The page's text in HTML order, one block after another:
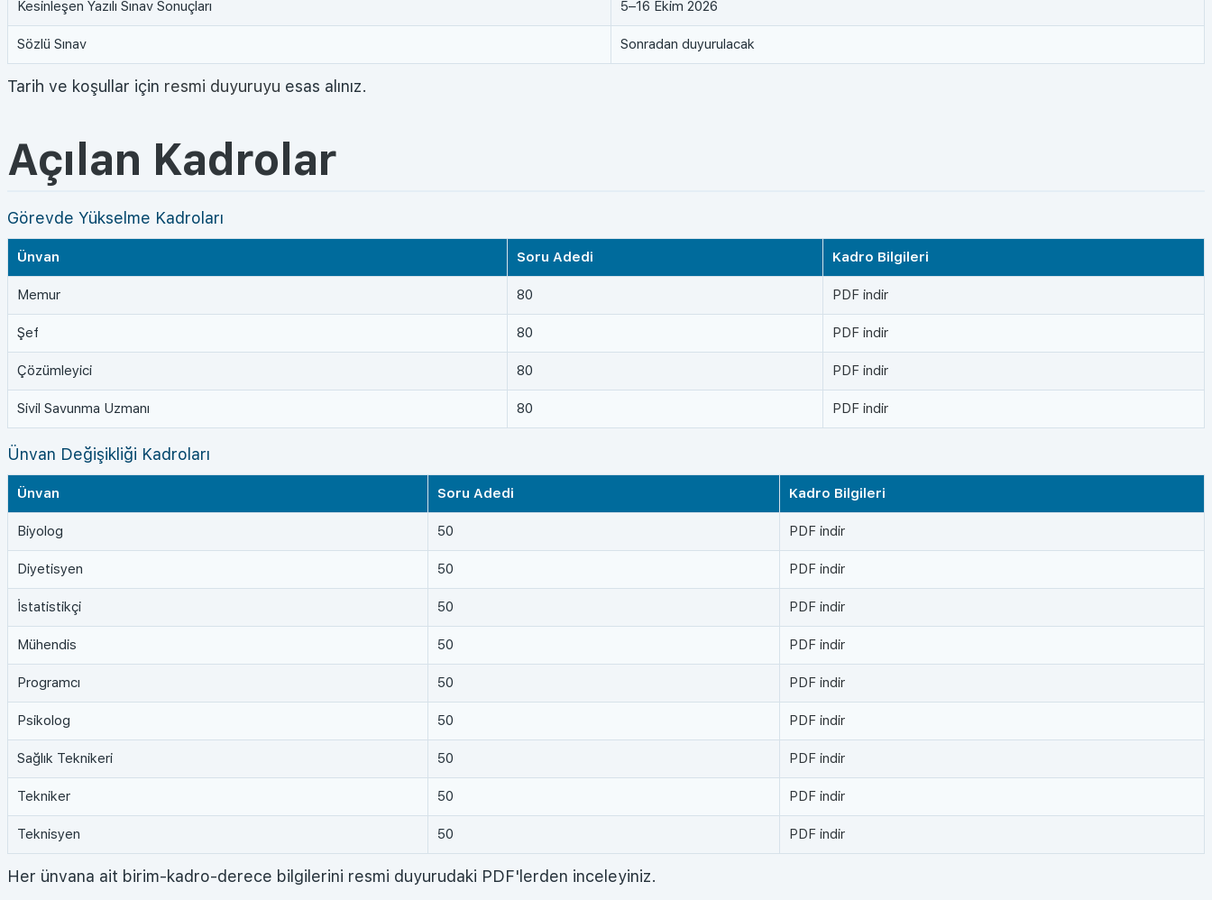
Kesinleşen Yazılı Sınav Sonuçları 5–16 Ekim 2026
Sözlü Sınav Sonradan duyurulacak
Tarih ve koşullar için resmi duyuruyu esas alınız.
Açılan Kadrolar
Görevde Yükselme Kadroları
Ünvan Soru Adedi Kadro Bilgileri
Memur 80 PDF indir
Şef 80 PDF indir
Çözümleyici 80 PDF indir
Sivil Savunma Uzmanı 80 PDF indir
Ünvan Değişikliği Kadroları
Ünvan Soru Adedi Kadro Bilgileri
Biyolog 50 PDF indir
Diyetisyen 50 PDF indir
İstatistikçi 50 PDF indir
Mühendis 50 PDF indir
Programcı 50 PDF indir
Psikolog 50 PDF indir
Sağlık Teknikeri 50 PDF indir
Tekniker 50 PDF indir
Teknisyen 50 PDF indir
Her ünvana ait birim-kadro-derece bilgilerini resmi duyurudaki PDF'lerden inceleyiniz.